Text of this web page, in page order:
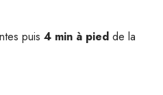
puis 4 min à pied de la